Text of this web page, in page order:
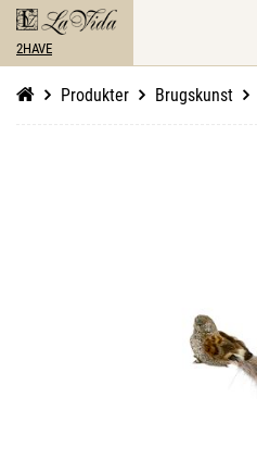
2HAVE
Produkter Brugskunst